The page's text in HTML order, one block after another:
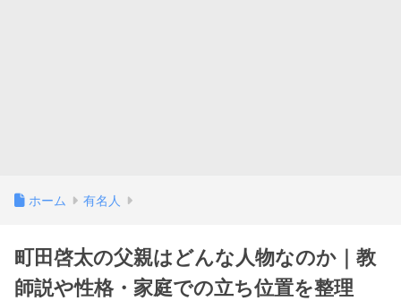
ホーム 有名人
町田啓太の父親はどんな人物なのか｜教
師説や性格・家庭での立ち位置を整理